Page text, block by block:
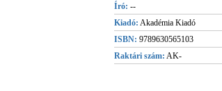
Író: --
Kiadó: Akadémia Kiadó
ISBN: 9789630565103
Raktári szám: AK-